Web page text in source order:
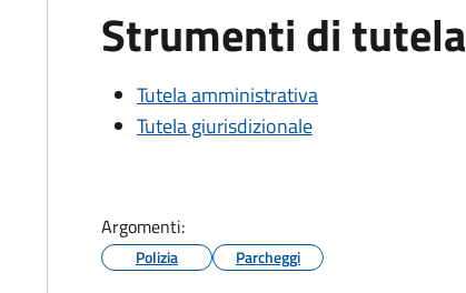
Strumenti di tutela
Tutela amministrativa
Tutela giurisdizionale
Argomenti:
Polizia Parcheggi